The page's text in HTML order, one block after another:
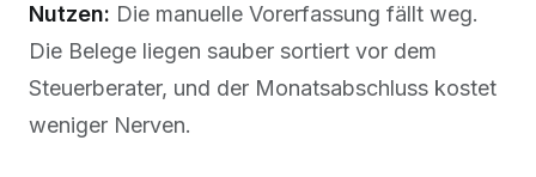
Nutzen: Die manuelle Vorerfassung fällt weg.
Die Belege liegen sauber sortiert vor dem
Steuerberater, und der Monatsabschluss kostet
weniger Nerven.